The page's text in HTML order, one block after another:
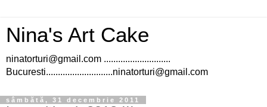
Nina's Art Cake
ninatorturi@gmail.com ............................
Bucuresti............................ninatorturi@gmail.com
sâmbătă, 31 decembrie 2011